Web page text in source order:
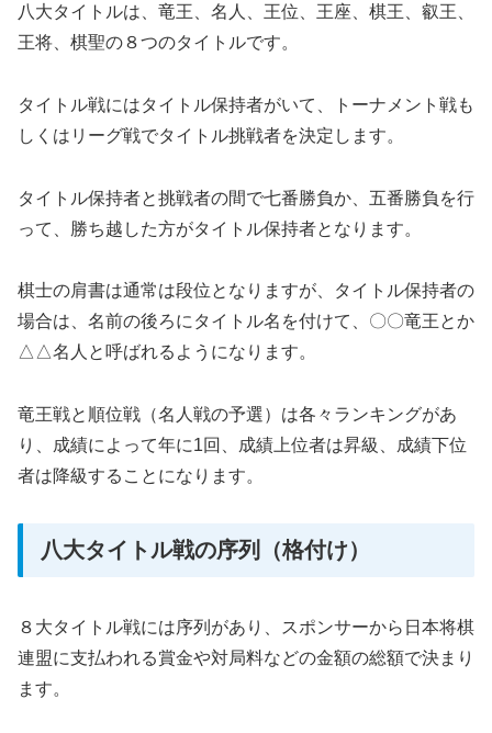
八大タイトルは、竜王、名人、王位、王座、棋王、叡王、
王将、棋聖の８つのタイトルです。
タイトル戦にはタイトル保持者がいて、トーナメント戦も
しくはリーグ戦でタイトル挑戦者を決定します。
タイトル保持者と挑戦者の間で七番勝負か、五番勝負を行
って、勝ち越した方がタイトル保持者となります。
棋士の肩書は通常は段位となりますが、タイトル保持者の
場合は、名前の後ろにタイトル名を付けて、〇〇竜王とか
△△名人と呼ばれるようになります。
竜王戦と順位戦（名人戦の予選）は各々ランキングがあ
り、成績によって年に1回、成績上位者は昇級、成績下位
者は降級することになります。
八大タイトル戦の序列（格付け）
８大タイトル戦には序列があり、スポンサーから日本将棋
連盟に支払われる賞金や対局料などの金額の総額で決まり
ます。